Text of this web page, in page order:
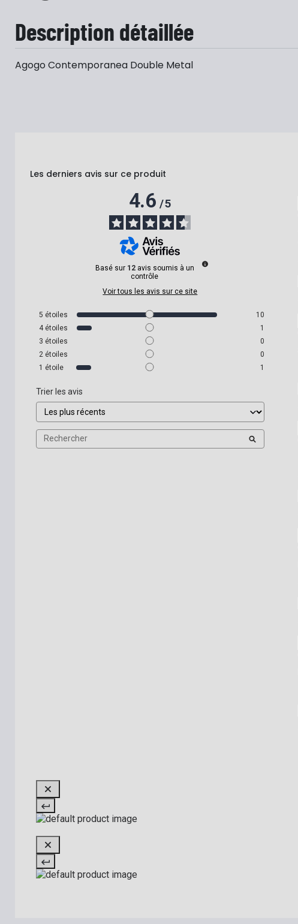
Description détaillée
Agogo Contemporanea Double Metal
Les derniers avis sur ce produit
4.6/5
Basé sur 12 avis soumis à un
contrôle
Voir tous les avis sur ce site
5 étoiles
10
4 étoiles
1
3 étoiles
0
2 étoiles
0
1 étoile 1
Trier les avis